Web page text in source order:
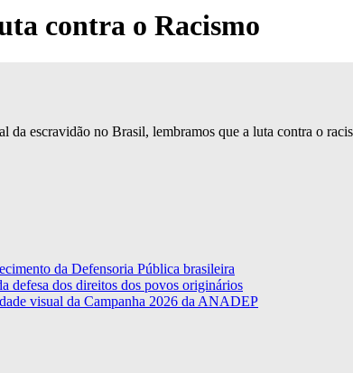
contra o Racismo
escravidão no Brasil, lembramos que a luta contra o